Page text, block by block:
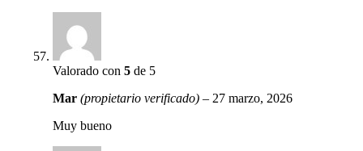
Valorado con5 de 5
Mar(propietario verificado) – 27 marzo, 2026
Muy bueno